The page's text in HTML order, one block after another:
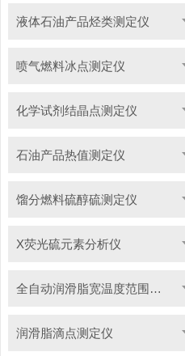
液体石油产品烃类测定仪
喷气燃料冰点测定仪
化学试剂结晶点测定仪
石油产品热值测定仪
馏分燃料硫醇硫测定仪
X荧光硫元素分析仪
全自动润滑脂宽温度范围滴点测定仪
润滑脂滴点测定仪